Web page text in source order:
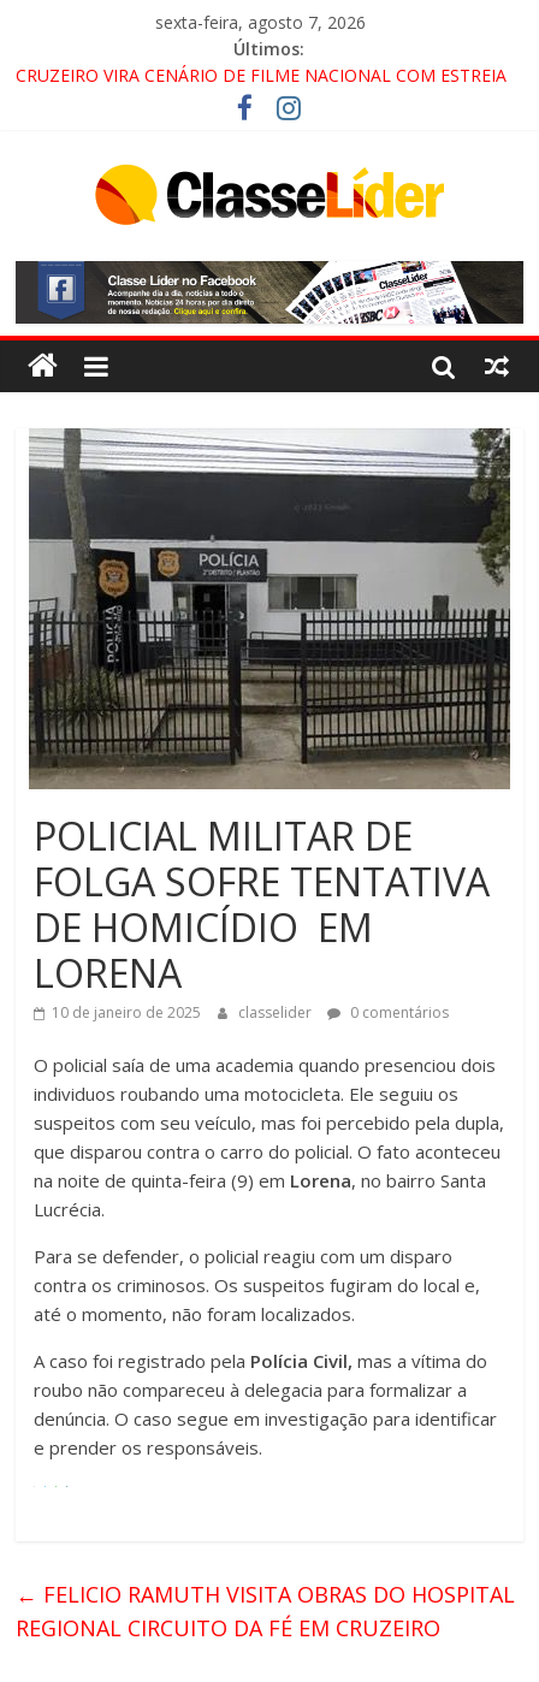
sexta-feira, agosto 7, 2026
Últimos:
CRUZEIRO VIRA CENÁRIO DE FILME NACIONAL COM ESTREIA
PROMOTOR DO GAECO
ACESSO À APARECIDA NA DUTRA SERÁ BLOQUEADO NO FIM
ALTERNATIVAS
LORENA, PINDAMONHANGABA E QUELUZ NA RETA FINAL
PELA FÁBRICA DA COCA-COLA!
POLICIAL MILITAR DE
FOLGA SOFRE TENTATIVA
DE HOMICÍDIO EM
LORENA
10 de janeiro de 2025 classelider 0 comentários
O policial saía de uma academia quando presenciou dois
individuos roubando uma motocicleta. Ele seguiu os
suspeitos com seu veículo, mas foi percebido pela dupla,
que disparou contra o carro do policial. O fato aconteceu
na noite de quinta-feira (9) em Lorena, no bairro Santa
Lucrécia.
Para se defender, o policial reagiu com um disparo
contra os criminosos. Os suspeitos fugiram do local e,
até o momento, não foram localizados.
A caso foi registrado pela Polícia Civil, mas a vítima do
roubo não compareceu à delegacia para formalizar a
denúncia. O caso segue em investigação para identificar
e prender os responsáveis.
← FELICIO RAMUTH VISITA OBRAS DO HOSPITAL
REGIONAL CIRCUITO DA FÉ EM CRUZEIRO